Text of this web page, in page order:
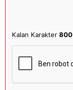
Kalan Karakter800